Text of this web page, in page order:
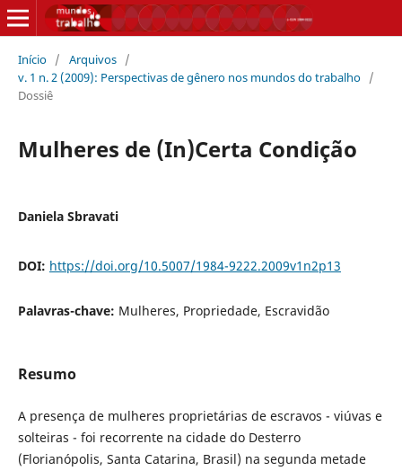
Início / Arquivos /
v. 1 n. 2 (2009): Perspectivas de gênero nos mundos do trabalho /
Dossiê
Mulheres de (In)Certa Condição
Daniela Sbravati
DOI: https://doi.org/10.5007/1984-9222.2009v1n2p13
Palavras-chave: Mulheres, Propriedade, Escravidão
Resumo
A presença de mulheres proprietárias de escravos - viúvas e
solteiras - foi recorrente na cidade do Desterro
(Florianópolis, Santa Catarina, Brasil) na segunda metade